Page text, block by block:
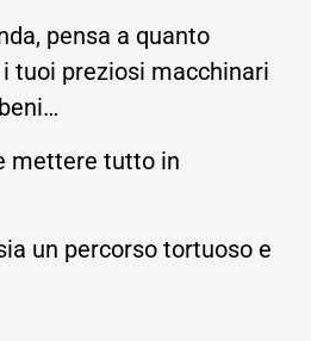
pensa a quanto
tuoi preziosi macchinari
mettere tutto in
un percorso tortuoso e